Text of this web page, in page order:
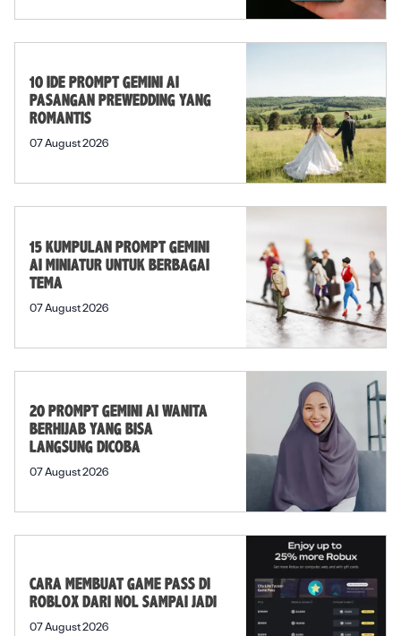
10 IDE PROMPT GEMINI AI
PASANGAN PREWEDDING YANG
ROMANTIS
07 August 2026
15 KUMPULAN PROMPT GEMINI
AI MINIATUR UNTUK BERBAGAI
TEMA
07 August 2026
20 PROMPT GEMINI AI WANITA
BERHIJAB YANG BISA
LANGSUNG DICOBA
07 August 2026
CARA MEMBUAT GAME PASS DI
ROBLOX DARI NOL SAMPAI JADI
07 August 2026